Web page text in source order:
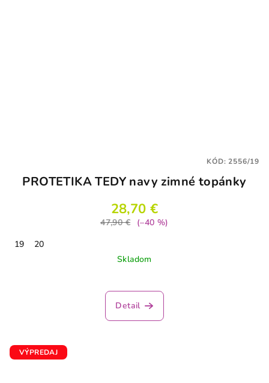
PROTETIKA TEDY navy zimné topánky
28,70 €
47,90 €
(–40 %)
19
20
Skladom
Detail
KÓD:2556/19
VÝPREDAJ